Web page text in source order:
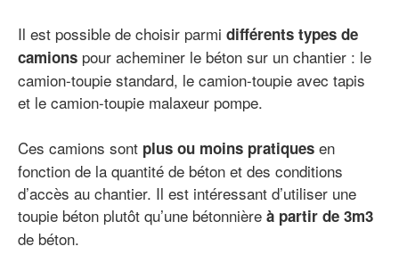
Il est possible de choisir parmi différents types de
camions pour acheminer le béton sur un chantier : le
camion-toupie standard, le camion-toupie avec tapis
et le camion-toupie malaxeur pompe.
Ces camions sont plus ou moins pratiques en
fonction de la quantité de béton et des conditions
d’accès au chantier. Il est intéressant d’utiliser une
toupie béton plutôt qu’une bétonnière à partir de 3m3
de béton.